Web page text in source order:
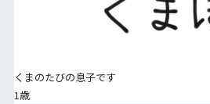
くまのたびの息子です
1歳